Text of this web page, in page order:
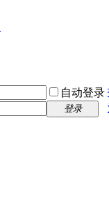
自动登录
登录